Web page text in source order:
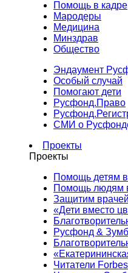
Помощь в кадре
Мародеры
Медицина
Минздрав
Общество
Эндаумент
Особый случай
Помогают дети
Русфонд.Право
СМИ о
Проекты
Проекты
Помощь детям
Помощь людям
Защитим врачей
«Дети вместо
Русфонд &
Читатели